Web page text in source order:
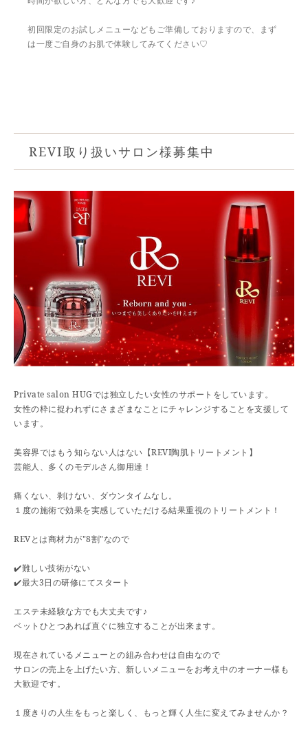
初回限定のお試しメニューなどもご準備しておりますので、まず
は一度ご自身のお肌で体験してみてください♡
REVI取り扱いサロン様募集中
Private salon HUGでは独立したい女性のサポートをしています。
女性の枠に捉われずにさまざまなことにチャレンジすることを支援して
います。
美容界ではもう知らない人はない【REVI陶肌トリートメント】
芸能人、多くのモデルさん御用達！
痛くない、剥けない、ダウンタイムなし。
１度の施術で効果を実感していただける結果重視のトリートメント！
REVとは商材力が"8割"なので
✔️難しい技術がない
✔️最大3日の研修にてスタート
エステ未経験な方でも大丈夫です♪
ベットひとつあれば直ぐに独立することが出来ます。
現在されているメニューとの組み合わせは自由なので
サロンの売上を上げたい方、新しいメニューをお考え中のオーナー様も
大歓迎です。
１度きりの人生をもっと楽しく、もっと輝く人生に変えてみませんか？